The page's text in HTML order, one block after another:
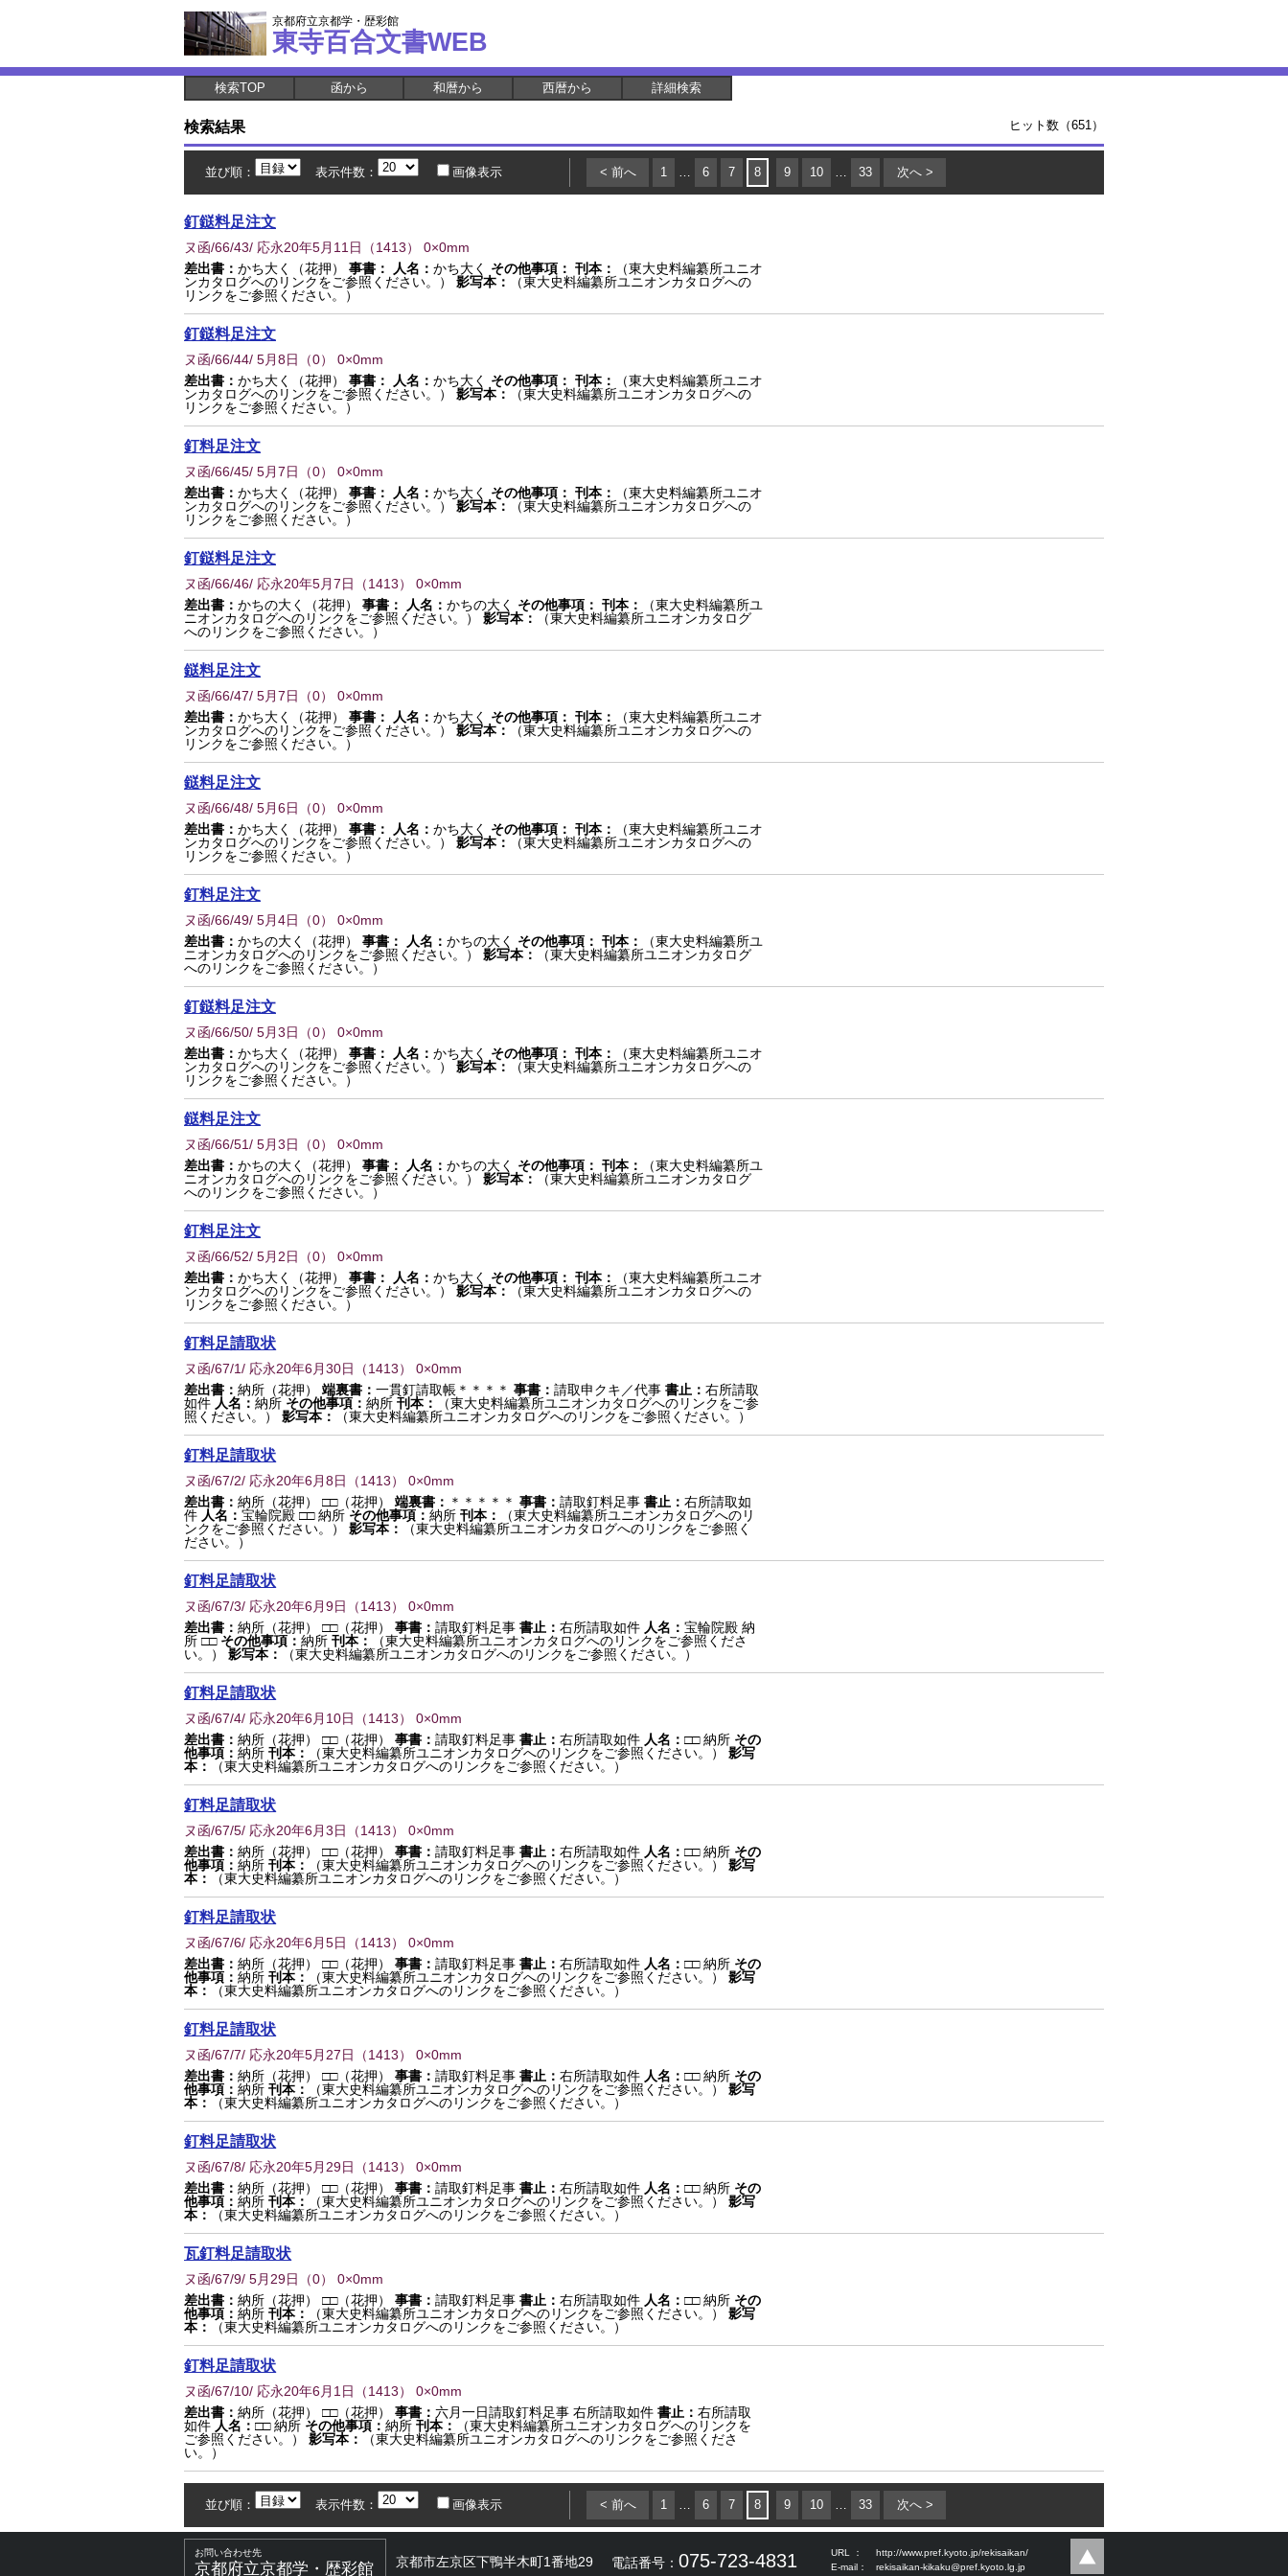
京都府立京都学・歴彩館
東寺百合文書WEB
検索TOP 函から 和暦から 西暦から 詳細検索
検索結果 ヒット数（651）
並び順： 表示件数： 画像表示 < 前へ 1 … 6 7 8 9 10 … 33 次へ >
釘鎹料足注文
ヌ函/66/43/ 応永20年5月11日 （1413） 0×0mm
差出書： かち大く（花押） 事書： 人名： かち大く その他事項： 刊本：
（東大史料編纂所ユニオ
ンカタログへのリンクをご参照ください。）
影写本：
（東大史料編纂所ユニオンカタログへの
リンクをご参照ください。）
釘鎹料足注文
ヌ函/66/44/ 5月8日 （0） 0×0mm
差出書： かち大く（花押） 事書： 人名： かち大く その他事項： 刊本：
（東大史料編纂所ユニオ
ンカタログへのリンクをご参照ください。）
影写本：
（東大史料編纂所ユニオンカタログへの
リンクをご参照ください。）
釘料足注文
ヌ函/66/45/ 5月7日 （0） 0×0mm
差出書： かち大く（花押） 事書： 人名： かち大く その他事項： 刊本：
（東大史料編纂所ユニオ
ンカタログへのリンクをご参照ください。）
影写本：
（東大史料編纂所ユニオンカタログへの
リンクをご参照ください。）
釘鎹料足注文
ヌ函/66/46/ 応永20年5月7日 （1413） 0×0mm
差出書： かちの大く（花押） 事書： 人名： かちの大く その他事項： 刊本：
（東大史料編纂所ユ
ニオンカタログへのリンクをご参照ください。）
影写本：
（東大史料編纂所ユニオンカタログ
へのリンクをご参照ください。）
鎹料足注文
ヌ函/66/47/ 5月7日 （0） 0×0mm
差出書： かち大く（花押） 事書： 人名： かち大く その他事項： 刊本：
（東大史料編纂所ユニオ
ンカタログへのリンクをご参照ください。）
影写本：
（東大史料編纂所ユニオンカタログへの
リンクをご参照ください。）
鎹料足注文
ヌ函/66/48/ 5月6日 （0） 0×0mm
差出書： かち大く（花押） 事書： 人名： かち大く その他事項： 刊本：
（東大史料編纂所ユニオ
ンカタログへのリンクをご参照ください。）
影写本：
（東大史料編纂所ユニオンカタログへの
リンクをご参照ください。）
釘料足注文
ヌ函/66/49/ 5月4日 （0） 0×0mm
差出書： かちの大く（花押） 事書： 人名： かちの大く その他事項： 刊本：
（東大史料編纂所ユ
ニオンカタログへのリンクをご参照ください。）
影写本：
（東大史料編纂所ユニオンカタログ
へのリンクをご参照ください。）
釘鎹料足注文
ヌ函/66/50/ 5月3日 （0） 0×0mm
差出書： かち大く（花押） 事書： 人名： かち大く その他事項： 刊本：
（東大史料編纂所ユニオ
ンカタログへのリンクをご参照ください。）
影写本：
（東大史料編纂所ユニオンカタログへの
リンクをご参照ください。）
鎹料足注文
ヌ函/66/51/ 5月3日 （0） 0×0mm
差出書： かちの大く（花押） 事書： 人名： かちの大く その他事項： 刊本：
（東大史料編纂所ユ
ニオンカタログへのリンクをご参照ください。）
影写本：
（東大史料編纂所ユニオンカタログ
へのリンクをご参照ください。）
釘料足注文
ヌ函/66/52/ 5月2日 （0） 0×0mm
差出書： かち大く（花押） 事書： 人名： かち大く その他事項： 刊本：
（東大史料編纂所ユニオ
ンカタログへのリンクをご参照ください。）
影写本：
（東大史料編纂所ユニオンカタログへの
リンクをご参照ください。）
釘料足請取状
ヌ函/67/1/ 応永20年6月30日 （1413） 0×0mm
差出書： 納所（花押） 端裏書： 一貫釘請取帳＊＊＊＊ 事書： 請取申クキ／代事 書止： 右所請取
如件 人名： 納所 その他事項： 納所 刊本：
（東大史料編纂所ユニオンカタログへのリンクをご参
照ください。）
影写本： （東大史料編纂所ユニオンカタログへのリンクをご参照ください。）
釘料足請取状
ヌ函/67/2/ 応永20年6月8日 （1413） 0×0mm
差出書： 納所（花押） □□（花押） 端裏書： ＊＊＊＊＊ 事書： 請取釘料足事 書止： 右所請取如
件 人名： 宝輪院殿 □□ 納所 その他事項： 納所 刊本：
（東大史料編纂所ユニオンカタログへのリ
ンクをご参照ください。）
影写本：
（東大史料編纂所ユニオンカタログへのリンクをご参照く
ださい。）
釘料足請取状
ヌ函/67/3/ 応永20年6月9日 （1413） 0×0mm
差出書： 納所（花押） □□（花押） 事書： 請取釘料足事 書止： 右所請取如件 人名： 宝輪院殿 納
所 □□ その他事項： 納所 刊本：
（東大史料編纂所ユニオンカタログへのリンクをご参照くださ
い。）
影写本： （東大史料編纂所ユニオンカタログへのリンクをご参照ください。）
釘料足請取状
ヌ函/67/4/ 応永20年6月10日 （1413） 0×0mm
差出書： 納所（花押） □□（花押） 事書： 請取釘料足事 書止： 右所請取如件 人名： □□ 納所 その
他事項： 納所 刊本： （東大史料編纂所ユニオンカタログへのリンクをご参照ください。）
影写
本：
（東大史料編纂所ユニオンカタログへのリンクをご参照ください。）
釘料足請取状
ヌ函/67/5/ 応永20年6月3日 （1413） 0×0mm
差出書： 納所（花押） □□（花押） 事書： 請取釘料足事 書止： 右所請取如件 人名： □□ 納所 その
他事項： 納所 刊本： （東大史料編纂所ユニオンカタログへのリンクをご参照ください。）
影写
本：
（東大史料編纂所ユニオンカタログへのリンクをご参照ください。）
釘料足請取状
ヌ函/67/6/ 応永20年6月5日 （1413） 0×0mm
差出書： 納所（花押） □□（花押） 事書： 請取釘料足事 書止： 右所請取如件 人名： □□ 納所 その
他事項： 納所 刊本： （東大史料編纂所ユニオンカタログへのリンクをご参照ください。）
影写
本：
（東大史料編纂所ユニオンカタログへのリンクをご参照ください。）
釘料足請取状
ヌ函/67/7/ 応永20年5月27日 （1413） 0×0mm
差出書： 納所（花押） □□（花押） 事書： 請取釘料足事 書止： 右所請取如件 人名： □□ 納所 その
他事項： 納所 刊本： （東大史料編纂所ユニオンカタログへのリンクをご参照ください。）
影写
本：
（東大史料編纂所ユニオンカタログへのリンクをご参照ください。）
釘料足請取状
ヌ函/67/8/ 応永20年5月29日 （1413） 0×0mm
差出書： 納所（花押） □□（花押） 事書： 請取釘料足事 書止： 右所請取如件 人名： □□ 納所 その
他事項： 納所 刊本： （東大史料編纂所ユニオンカタログへのリンクをご参照ください。）
影写
本：
（東大史料編纂所ユニオンカタログへのリンクをご参照ください。）
瓦釘料足請取状
ヌ函/67/9/ 5月29日 （0） 0×0mm
差出書： 納所（花押） □□（花押） 事書： 請取釘料足事 書止： 右所請取如件 人名： □□ 納所 その
他事項： 納所 刊本： （東大史料編纂所ユニオンカタログへのリンクをご参照ください。）
影写
本：
（東大史料編纂所ユニオンカタログへのリンクをご参照ください。）
釘料足請取状
ヌ函/67/10/ 応永20年6月1日 （1413） 0×0mm
差出書： 納所（花押） □□（花押） 事書： 六月一日請取釘料足事 右所請取如件 書止： 右所請取
如件 人名： □□ 納所 その他事項： 納所 刊本：
（東大史料編纂所ユニオンカタログへのリンクを
ご参照ください。）
影写本：
（東大史料編纂所ユニオンカタログへのリンクをご参照くださ
い。）
並び順： 表示件数： 画像表示 < 前へ 1 … 6 7 8 9 10 … 33 次へ >
お問い合わせ先
京都府立京都学・歴彩館 京都市左京区下鴨半木町1番地29 電話番号： 075-723-4831 URL ：
http://www.pref.kyoto.jp/rekisaikan/
E-mail：
rekisaikan-kikaku@pref.kyoto.lg.jp